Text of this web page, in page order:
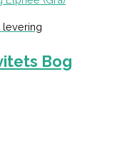
levering
Bog